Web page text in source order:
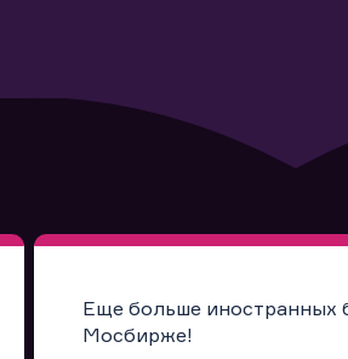
Еще больше иностранных
Мосбирже!